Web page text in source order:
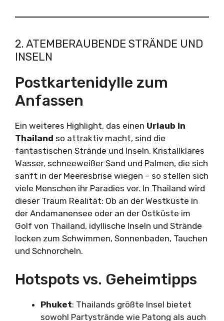
2. ATEMBERAUBENDE STRÄNDE UND
INSELN
Postkartenidylle zum
Anfassen
Ein weiteres Highlight, das einen Urlaub in
Thailand so attraktiv macht, sind die
fantastischen Strände und Inseln. Kristallklares
Wasser, schneeweißer Sand und Palmen, die sich
sanft in der Meeresbrise wiegen – so stellen sich
viele Menschen ihr Paradies vor. In Thailand wird
dieser Traum Realität: Ob an der Westküste in
der Andamanensee oder an der Ostküste im
Golf von Thailand, idyllische Inseln und Strände
locken zum Schwimmen, Sonnenbaden, Tauchen
und Schnorcheln.
Hotspots vs. Geheimtipps
Phuket: Thailands größte Insel bietet
sowohl Partystrände wie Patong als auch